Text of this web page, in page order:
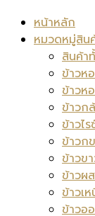
หน้าหลัก
หมวดหมู่สิน
สินค้า
ข้าวห
ข้าวห
ข้าวก
ข้าวไร
ข้าวก
ข้าวข
ข้าวผ
ข้าวเ
ข้าวอ